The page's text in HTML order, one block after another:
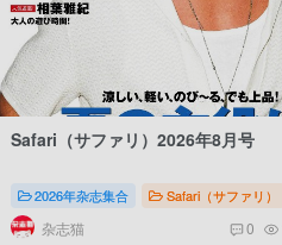
Safari（サファリ）2026
Safari（サファリ）2026年8月号
2026年杂志集合 Safari（サファリ）
杂志猫 0